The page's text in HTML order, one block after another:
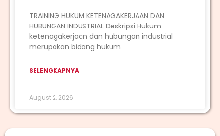
TRAINING HUKUM KETENAGAKERJAAN DAN
HUBUNGAN INDUSTRIAL Deskripsi Hukum
ketenagakerjaan dan hubungan industrial
merupakan bidang hukum
SELENGKAPNYA
August 2, 2026